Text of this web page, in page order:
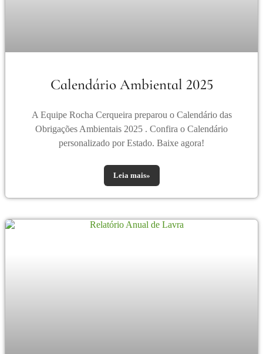
Calendário Ambiental 2025
A Equipe Rocha Cerqueira preparou o Calendário das
Obrigações Ambientais 2025 . Confira o Calendário
personalizado por Estado. Baixe agora!
Leia mais»